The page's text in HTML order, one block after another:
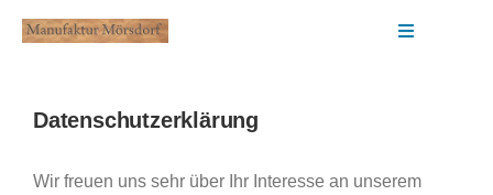
Inhalt
Toggle
Shop
Termine
Datenschutzerklärung
Wir freuen uns sehr über Ihr Interesse an unserem